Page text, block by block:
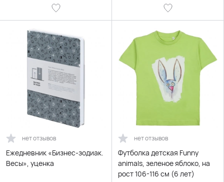
нет отзывов
Ежедневник «Бизнес-зодиак.
Весы», уценка
нет отзывов
Футболка детская Funny
animals, зеленое яблоко, на
рост 106-116 см (6 лет)